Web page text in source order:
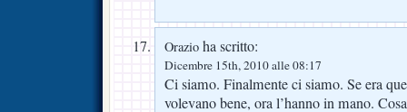
Orazio ha scritto:
Dicembre 15th, 2010 alle 08:17
Ci siamo. Finalmente ci siamo. Se era
volevano bene, ora l’hanno in mano.